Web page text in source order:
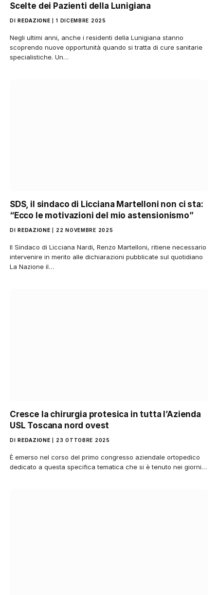
Scelte dei Pazienti della Lunigiana
DI REDAZIONE 1 DICEMBRE 2025
Negli ultimi anni, anche i residenti della Lunigiana stanno
scoprendo nuove opportunità quando si tratta di cure sanitarie
specialistiche. Un…
SDS, il sindaco di Licciana Martelloni non ci sta:
“Ecco le motivazioni del mio astensionismo”
DI REDAZIONE 22 NOVEMBRE 2025
Il Sindaco di Licciana Nardi, Renzo Martelloni, ritiene necessario
intervenire in merito alle dichiarazioni pubblicate sul quotidiano
La Nazione il…
Cresce la chirurgia protesica in tutta l’Azienda
USL Toscana nord ovest
DI REDAZIONE 23 OTTOBRE 2025
È emerso nel corso del primo congresso aziendale ortopedico
dedicato a questa specifica tematica che si è tenuto nei giorni…